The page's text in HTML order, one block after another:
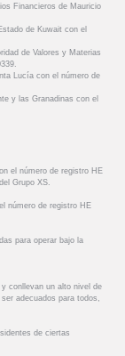
Financieros de Mauricio
de Kuwait con el
de Valores y Materias
Lucía con el número de
y las Granadinas con el
el número de registro HE
Grupo XS.
número de registro HE
para operar bajo la
conllevan un alto nivel de
adecuados para todos,
de ciertas